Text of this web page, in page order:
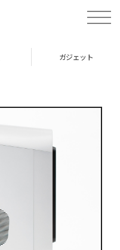
toggle
ガジェット